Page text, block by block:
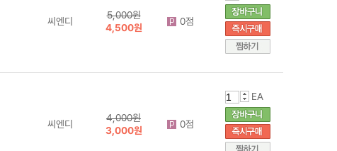
씨엔디
5,000원
4,500원
0점
씨엔디
4,000원
3,000원
0점
EA